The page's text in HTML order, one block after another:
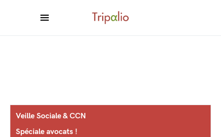
Veille Sociale & CCN
Spéciale avocats !